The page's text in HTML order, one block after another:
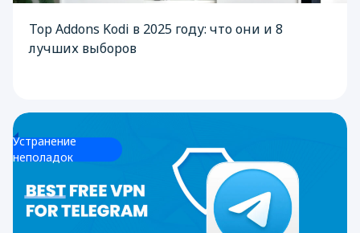
Top Addons Kodi в 2025 году: что они и 8
лучших выборов
Устранение
неполадок